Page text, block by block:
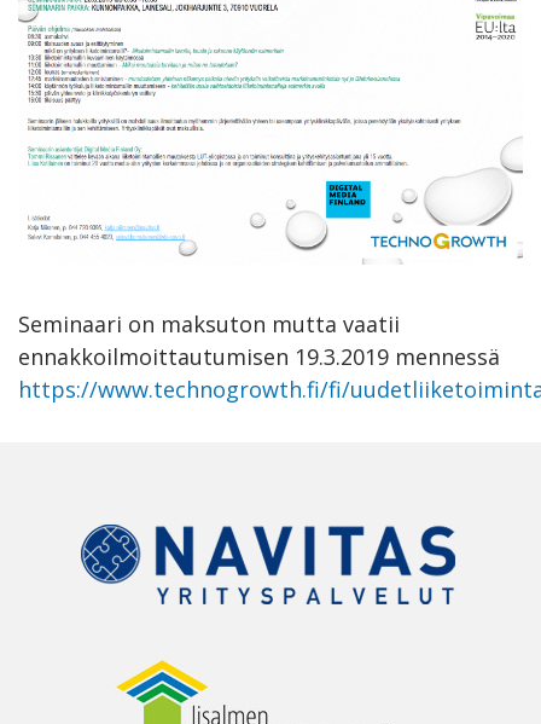
Seminaari on maksuton mutta vaatii
ennakkoilmoittautumisen 19.3.2019 mennessä
https://www.technogrowth.fi/fi/